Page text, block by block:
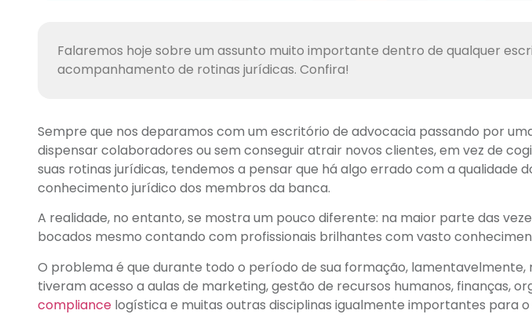
Falaremos hoje sobre um assunto muito importante dentro de qualquer
acompanhamento de rotinas jurídicas. Confira!
Sempre que nos deparamos com um escritório de advocacia passando por
dispensar colaboradores ou sem conseguir atrair novos clientes, em vez de
suas rotinas jurídicas, tendemos a pensar que há algo errado com a qualidade
conhecimento jurídico dos membros da banca.
A realidade, no entanto, se mostra um pouco diferente: na maior parte das
bocados mesmo contando com profissionais brilhantes com vasto
O problema é que durante todo o período de sua formação, lamentavelmente,
tiveram acesso a aulas de marketing, gestão de recursos humanos, finanças,
compliance logística e muitas outras disciplinas igualmente importantes para